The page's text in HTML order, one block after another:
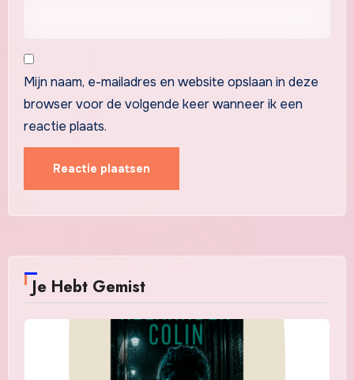
Mijn naam, e-mailadres en website opslaan in deze
browser voor de volgende keer wanneer ik een
reactie plaats.
Je Hebt Gemist